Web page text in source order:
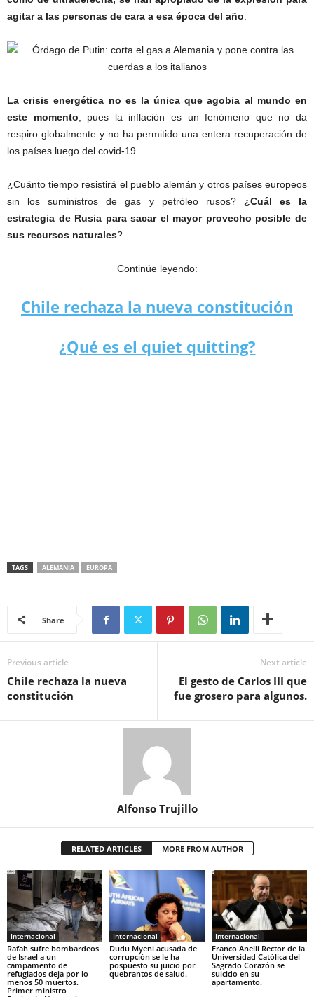
agitar a las personas de cara a esa época del año.
La crisis energética no es la única que agobia al mundo en
este momento, pues la inflación es un fenómeno que no da
respiro globalmente y no ha permitido una entera recuperación de
los países luego del covid-19.
¿Cuánto tiempo resistirá el pueblo alemán y otros países europeos
sin los suministros de gas y petróleo rusos? ¿Cuál es la
estrategia de Rusia para sacar el mayor provecho posible de
sus recursos naturales?
Continúe leyendo:
Chile rechaza la nueva constitución
¿Qué es el quiet quitting?
TAGS ALEMANIA EUROPA
Share
Previous article
Chile rechaza la nueva
constitución
Next article
El gesto de Carlos III que
fue grosero para algunos.
Alfonso Trujillo
RELATED ARTICLES MORE FROM AUTHOR
Internacional
Rafah sufre bombardeos
de Israel a un
campamento de
refugiados deja por lo
menos 50 muertos.
Primer ministro
Internacional
Dudu Myeni acusada de
corrupción se le ha
pospuesto su juicio por
quebrantos de salud.
Internacional
Franco Anelli Rector de la
Universidad Católica del
Sagrado Corazón se
suicido en su
apartamento.